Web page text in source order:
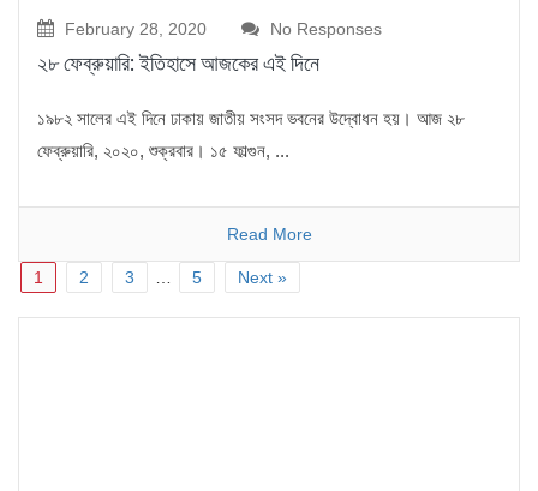
February 28, 2020 No Responses
২৮ ফেব্রুয়ারি: ইতিহাসে আজকের এই দিনে
১৯৮২ সালের এই দিনে ঢাকায় জাতীয় সংসদ ভবনের উদ্বোধন হয়। আজ ২৮
ফেব্রুয়ারি, ২০২০, শুক্রবার। ১৫ ফাল্গুন, ...
Read More
1 2 3 … 5 Next »